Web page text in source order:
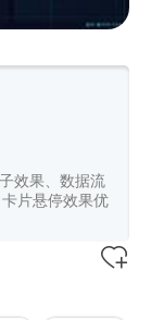
效果、数据流
片悬停效果优